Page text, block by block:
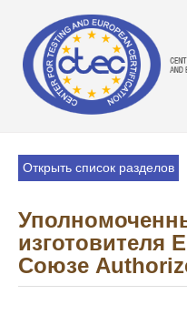
Открыть список разделов
изготовителя
Союзе